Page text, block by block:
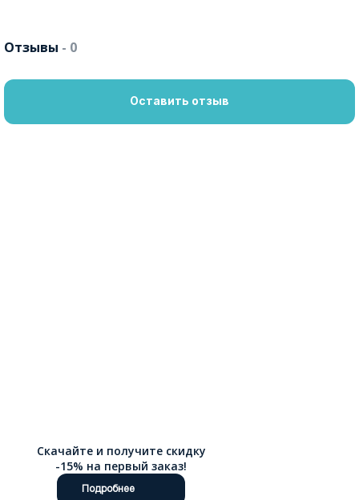
Отзывы - 0
Оставить отзыв
Скачайте и получите скидку
-15% на первый заказ!
Подробнее